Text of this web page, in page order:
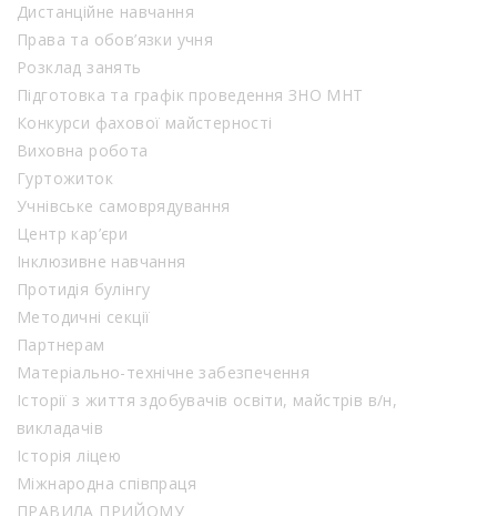
Дистанційне навчання
Права та обов’язки учня
Розклад занять
Підготовка та графік проведення ЗНО МНТ
Конкурси фахової майстерності
Виховна робота
Гуртожиток
Учнівське самоврядування
Центр кар’єри
Інклюзивне навчання
Протидія булінгу
Методичні секції
Партнерам
Матеріально-технічне забезпечення
Історії з життя здобувачів освіти, майстрів в/н,
викладачів
Історія ліцею
Міжнародна співпраця
ПРАВИЛА ПРИЙОМУ